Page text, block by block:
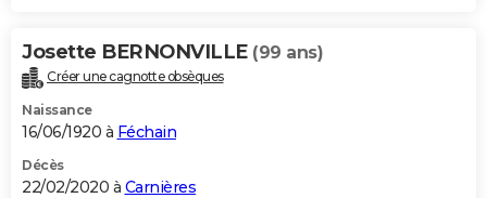
Josette BERNONVILLE (99 ans)
Créer une cagnotte obsèques
Naissance
16/06/1920 à Féchain
Décès
22/02/2020 à Carnières